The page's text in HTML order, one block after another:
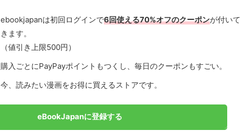
ebookjapanは初回ログインで6回使える70%オフのクーポンが付いて
きます。
（値引き上限500円）
購入ごとにPayPayポイントもつくし、毎日のクーポンもすごい。
今、読みたい漫画をお得に買えるストアです。
eBookJapanに登録する